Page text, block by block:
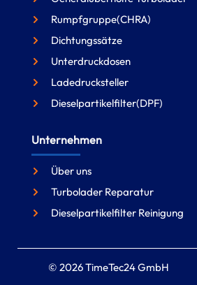
Rumpfgruppe(CHRA)
Dichtungssätze
Unterdruckdosen
Ladedrucksteller
Dieselpartikelfilter(DPF)
Unternehmen
Über uns
Turbolader Reparatur
Dieselpartikelfilter Reinigung
© 2026 TimeTec24 GmbH